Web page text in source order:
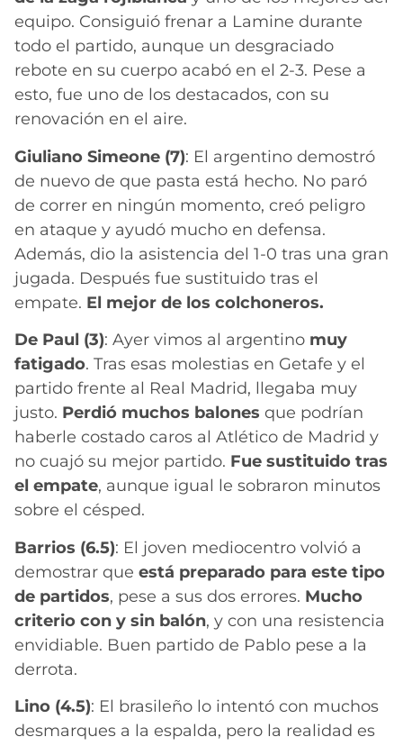
equipo. Consiguió frenar a Lamine durante
todo el partido, aunque un desgraciado
rebote en su cuerpo acabó en el 2-3. Pese a
esto, fue uno de los destacados, con su
renovación en el aire.
Giuliano Simeone (7): El argentino demostró
de nuevo de que pasta está hecho. No paró
de correr en ningún momento, creó peligro
en ataque y ayudó mucho en defensa.
Además, dio la asistencia del 1-0 tras una gran
jugada. Después fue sustituido tras el
empate. El mejor de los colchoneros.
De Paul (3): Ayer vimos al argentino muy
fatigado. Tras esas molestias en Getafe y el
partido frente al Real Madrid, llegaba muy
justo. Perdió muchos balones que podrían
haberle costado caros al Atlético de Madrid y
no cuajó su mejor partido. Fue sustituido tras
el empate, aunque igual le sobraron minutos
sobre el césped.
Barrios (6.5): El joven mediocentro volvió a
demostrar que está preparado para este tipo
de partidos, pese a sus dos errores. Mucho
criterio con y sin balón, y con una resistencia
envidiable. Buen partido de Pablo pese a la
derrota.
Lino (4.5): El brasileño lo intentó con muchos
desmarques a la espalda, pero la realidad es